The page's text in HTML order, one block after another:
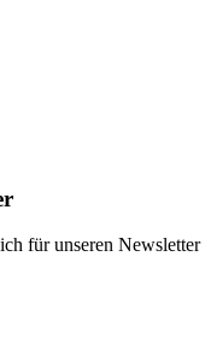
für unseren Newsletter